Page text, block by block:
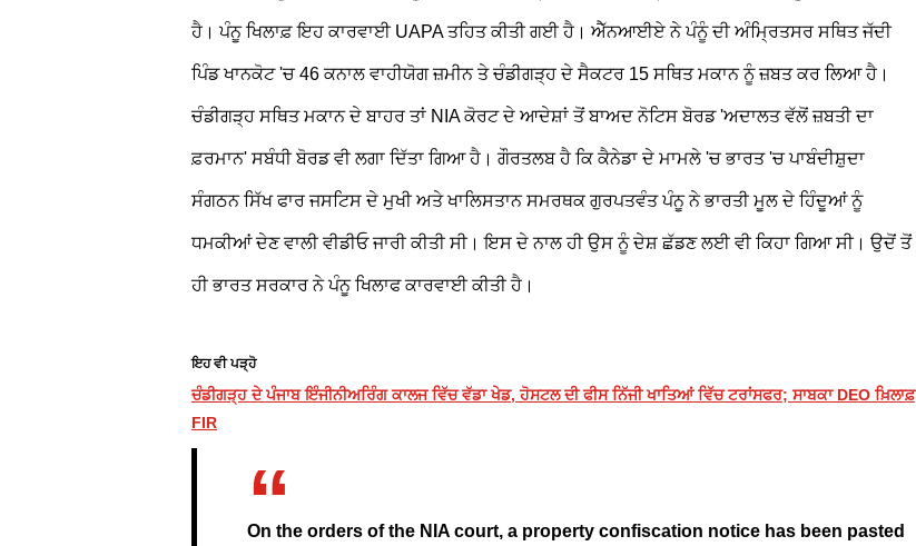
ਹੈ। ਪੰਨੂ ਖਿਲਾਫ਼ ਇਹ ਕਾਰਵਾਈ UAPA ਤਹਿਤ ਕੀਤੀ ਗਈ ਹੈ। ਐੱਨਆਈਏ ਨੇ ਪੰਨੂੰ ਦੀ ਅੰਮ੍ਰਿਤਸਰ ਸਥਿਤ ਜੱਦੀ
ਪਿੰਡ ਖਾਨਕੋਟ 'ਚ 46 ਕਨਾਲ ਵਾਹੀਯੋਗ ਜ਼ਮੀਨ ਤੇ ਚੰਡੀਗੜ੍ਹ ਦੇ ਸੈਕਟਰ 15 ਸਥਿਤ ਮਕਾਨ ਨੂੰ ਜ਼ਬਤ ਕਰ ਲਿਆ ਹੈ।
ਚੰਡੀਗੜ੍ਹ ਸਥਿਤ ਮਕਾਨ ਦੇ ਬਾਹਰ ਤਾਂ NIA ਕੋਰਟ ਦੇ ਆਦੇਸ਼ਾਂ ਤੋਂ ਬਾਅਦ ਨੋਟਿਸ ਬੋਰਡ 'ਅਦਾਲਤ ਵੱਲੋਂ ਜ਼ਬਤੀ ਦਾ
ਫ਼ਰਮਾਨ' ਸਬੰਧੀ ਬੋਰਡ ਵੀ ਲਗਾ ਦਿੱਤਾ ਗਿਆ ਹੈ। ਗੌਰਤਲਬ ਹੈ ਕਿ ਕੈਨੇਡਾ ਦੇ ਮਾਮਲੇ 'ਚ ਭਾਰਤ 'ਚ ਪਾਬੰਦੀਸ਼ੁਦਾ
ਸੰਗਠਨ ਸਿੱਖ ਫਾਰ ਜਸਟਿਸ ਦੇ ਮੁਖੀ ਅਤੇ ਖਾਲਿਸਤਾਨ ਸਮਰਥਕ ਗੁਰਪਤਵੰਤ ਪੰਨੂ ਨੇ ਭਾਰਤੀ ਮੂਲ ਦੇ ਹਿੰਦੂਆਂ ਨੂੰ
ਧਮਕੀਆਂ ਦੇਣ ਵਾਲੀ ਵੀਡੀਓ ਜਾਰੀ ਕੀਤੀ ਸੀ। ਇਸ ਦੇ ਨਾਲ ਹੀ ਉਸ ਨੂੰ ਦੇਸ਼ ਛੱਡਣ ਲਈ ਵੀ ਕਿਹਾ ਗਿਆ ਸੀ। ਉਦੋਂ ਤੋਂ
ਹੀ ਭਾਰਤ ਸਰਕਾਰ ਨੇ ਪੰਨੂ ਖਿਲਾਫ ਕਾਰਵਾਈ ਕੀਤੀ ਹੈ।
ਇਹ ਵੀ ਪੜ੍ਹੋ
ਚੰਡੀਗੜ੍ਹ ਦੇ ਪੰਜਾਬ ਇੰਜੀਨੀਅਰਿੰਗ ਕਾਲਜ ਵਿੱਚ ਵੱਡਾ ਖੇਡ, ਹੋਸਟਲ ਦੀ ਫੀਸ ਨਿੱਜੀ ਖਾਤਿਆਂ ਵਿੱਚ ਟਰਾਂਸਫਰ; ਸਾਬਕਾ DEO ਖ਼ਿਲਾਫ਼
FIR
On the orders of the NIA court, a property confiscation notice has been pasted